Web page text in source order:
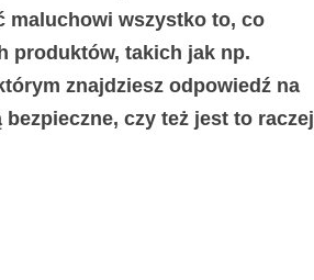
maluchowi wszystko to, co
produktów, takich jak np.
znajdziesz odpowiedź na
czy też jest to raczej